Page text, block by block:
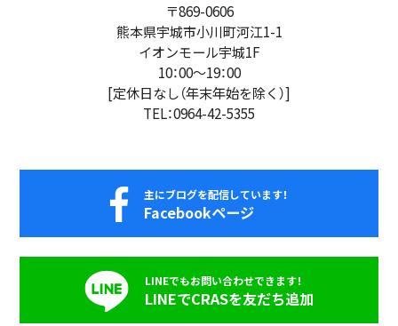
〒869-0606
熊本県宇城市小川町河江1-1
イオンモール宇城1F
10：00～19：00
[定休日なし（年末年始を除く）]
TEL：0964-42-5355
主にブログを配信しています！
Facebookページ
LINEでもお問い合わせできます！
LINEでCRASを友だち追加